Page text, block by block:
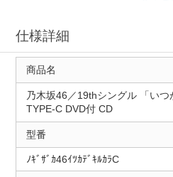
仕様詳細
商品名
乃木坂46／19thシングル 「いつ
TYPE-C DVD付 CD
型番
ﾉｷﾞｻﾞｶ46ｲﾂｶﾃﾞｷﾙｶﾗC